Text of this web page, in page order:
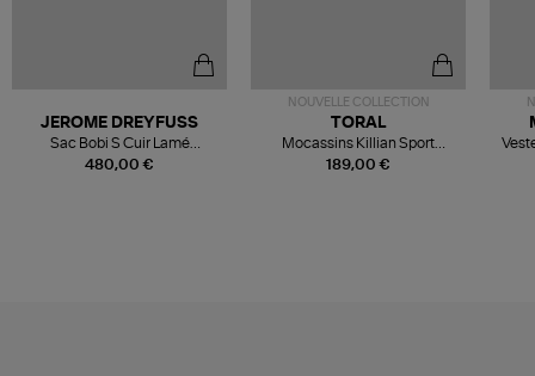
480,00 €
JEROME DREYFUSS
Sac Bobi S Cuir Lamé
Champagne
NOUVELLE COLLECTION
189,00 €
TORAL
Mocassins Killian Sport
Mousse